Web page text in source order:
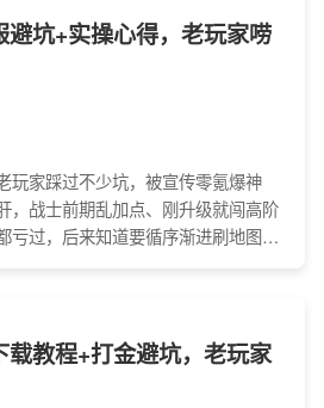
坑+实操心得，老玩家唠
玩家踩过不少坑，被宣传零氪爆神
，战士前期乱加点、刚升级就闯高阶
亏过，后来知道要循序渐进刷地图、
教程+打金避坑，老玩家